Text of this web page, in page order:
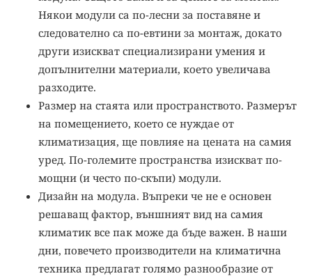
Някои модули са по-лесни за поставяне и
следователно са по-евтини за монтаж, докато
други изискват специализирани умения и
допълнителни материали, което увеличава
разходите.
Размер на стаята или пространството. Размерът
на помещението, което се нуждае от
климатизация, ще повлияе на цената на самия
уред. По-големите пространства изискват по-
мощни (и често по-скъпи) модули.
Дизайн на модула. Въпреки че не е основен
решаващ фактор, външният вид на самия
климатик все пак може да бъде важен. В наши
дни, повечето производители на климатична
техника предлагат голямо разнообразие от